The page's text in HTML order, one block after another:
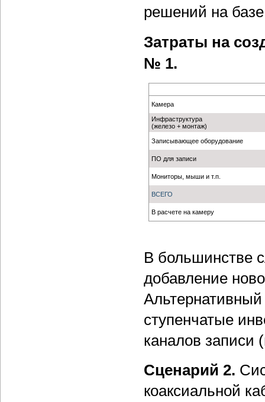
решений на
Затраты на
№ 1.
Камера
Инфраструктура
(железо + монтаж)
Записывающее оборудование
ПО для записи
Мониторы, мыши и т.п.
ВСЕГО
В расчете на камеру
В большинстве
добавление
Альтернативный
ступенчатые
каналов записи
Сценарий 2.
коаксиальной